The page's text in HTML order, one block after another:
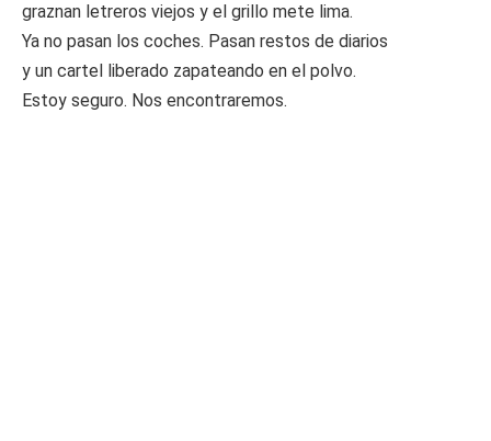
graznan letreros viejos y el grillo mete lima.
Ya no pasan los coches. Pasan restos de diarios
y un cartel liberado zapateando en el polvo.
Estoy seguro. Nos encontraremos.